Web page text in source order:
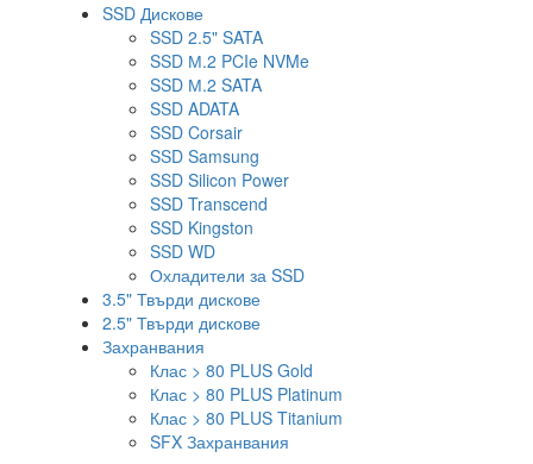
SSD Дискове
SSD 2.5" SATA
SSD М.2 PCIe NVMe
SSD М.2 SATA
SSD ADATA
SSD Corsair
SSD Samsung
SSD Silicon Power
SSD Transcend
SSD Kingston
SSD WD
Охладители за SSD
3.5" Твърди дискове
2.5" Твърди дискове
Захранвания
Клас > 80 PLUS Gold
Клас > 80 PLUS Platinum
Клас > 80 PLUS Titanium
SFX Захранвания